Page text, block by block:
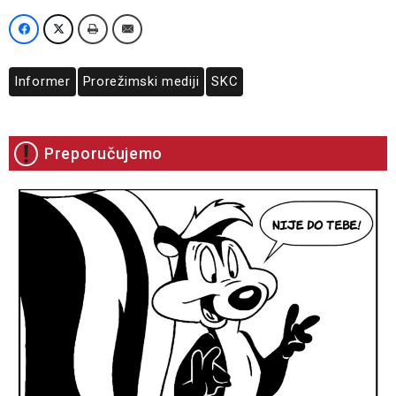
Informer Prorežimski mediji SKC
Preporučujemo